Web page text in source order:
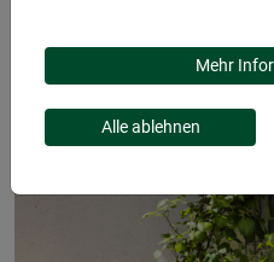
Mehr
Alle ablehnen